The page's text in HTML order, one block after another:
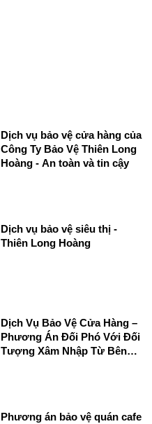
Dịch vụ bảo vệ cửa hàng của
Công Ty Bảo Vệ Thiên Long
Hoàng - An toàn và tin cậy
Dịch vụ bảo vệ siêu thị -
Thiên Long Hoàng
Dịch Vụ Bảo Vệ Cửa Hàng –
Phương Án Đối Phó Với Đối
Tượng Xâm Nhập Từ Bên
Phương án bảo vệ quán cafe